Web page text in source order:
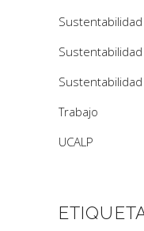
Sustentabilidad
Trabajo
UCALP